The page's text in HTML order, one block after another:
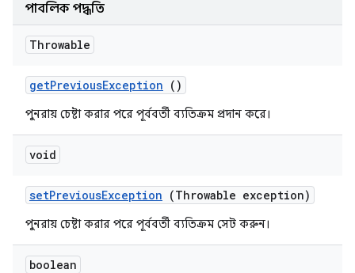
পাবলিক পদ্ধতি
Throwable
getPreviousException ()
পুনরায় চেষ্টা করার পরে পূর্ববর্তী ব্যতিক্রম প্রদান করে।
void
setPreviousException (Throwable exception)
পুনরায় চেষ্টা করার পরে পূর্ববর্তী ব্যতিক্রম সেট করুন।
boolean